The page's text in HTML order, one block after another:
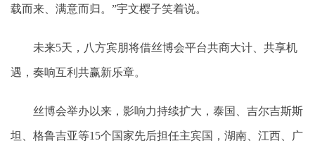
载而来、满意而归。”宇文樱子笑着说。
未来5天，八方宾朋将借丝博会平台共商大计、共享机
遇，奏响互利共赢新乐章。
丝博会举办以来，影响力持续扩大，泰国、吉尔吉斯斯
坦、格鲁吉亚等15个国家先后担任主宾国，湖南、江西、广